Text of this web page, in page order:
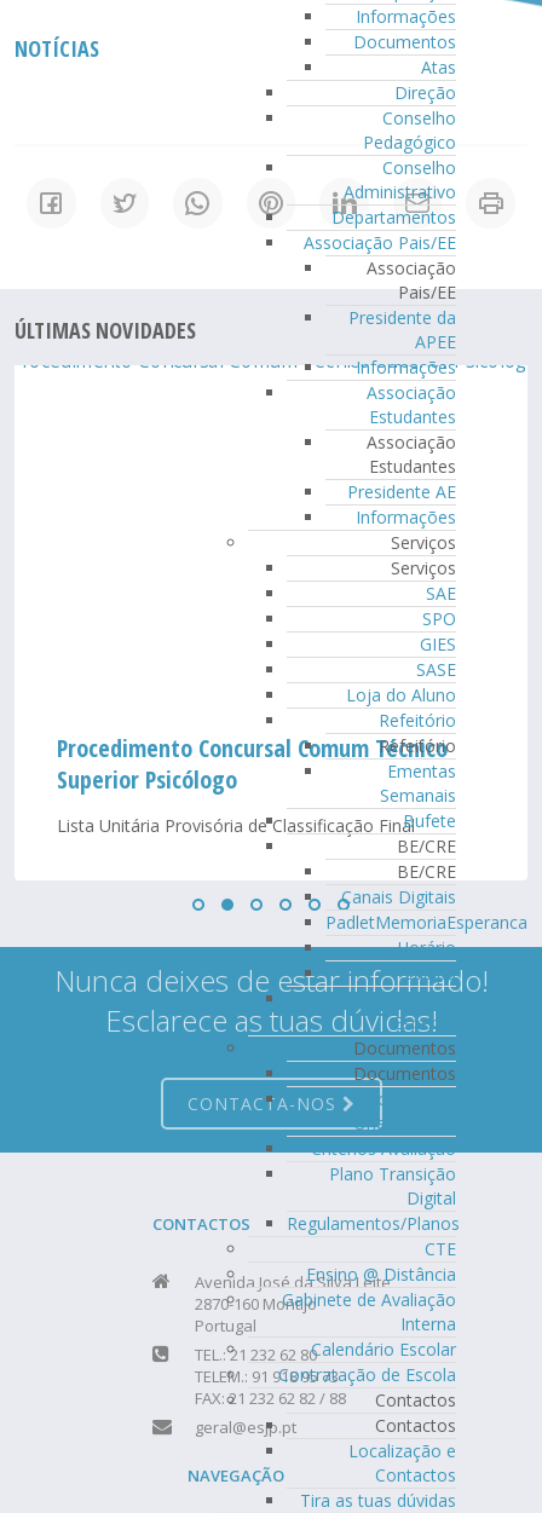
Informações
Documentos
Atas
Direção
Conselho
Pedagógico
Conselho
Administrativo
Departamentos
Associação Pais/EE
Associação
Pais/EE
Presidente da
APEE
Informações
Associação
Estudantes
Associação
Estudantes
Presidente AE
Informações
Serviços
Serviços
SAE
SPO
GIES
SASE
Loja do Aluno
Refeitório
Refeitório
Ementas
Semanais
Bufete
BE/CRE
BE/CRE
Canais Digitais
PadletMemoriaEsperanca
Horário
Equipa
Serviço de Educação
Especial
Documentos
Documentos
Documentos
Orientadores
Critérios Avaliação
Plano Transição
Digital
Regulamentos/Planos
CTE
Ensino @ Distância
Gabinete de Avaliação
Interna
Calendário Escolar
Contratação de Escola
Contactos
Contactos
Localização e
Contactos
Tira as tuas dúvidas
NOTÍCIAS
ÚLTIMAS NOVIDADES
Procedimento Concursal Comum Técnico
Superior Psicólogo
Lista Unitária Provisória de Classificação Final
Nunca deixes de estar informado!
Esclarece as tuas dúvidas!
CONTACTA-NOS
CONTACTOS
Avenida José da Silva Leite
2870-160 Montijo
Portugal
TEL.: 21 232 62 80
TELEM.: 91 918 95 73
FAX: 21 232 62 82 / 88
geral@esjp.pt
NAVEGAÇÃO